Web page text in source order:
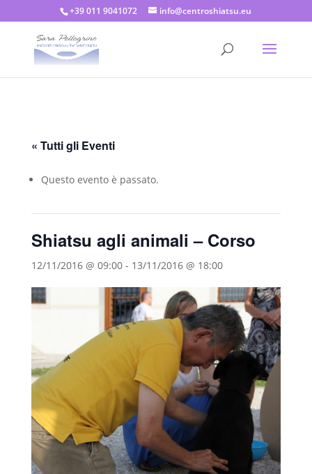
+39 011 9041072 info@centroshiatsu.eu
« Tutti gli Eventi
Questo evento è passato.
Shiatsu agli animali – Corso
12/11/2016 @ 09:00- 13/11/2016 @ 18:00